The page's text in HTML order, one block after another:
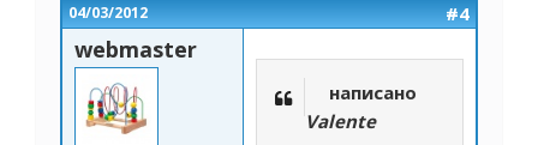
04/03/2012 #4
webmaster
написано
Valente